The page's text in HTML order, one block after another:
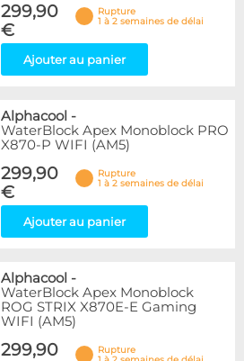
299,90
€
Rupture
1 à 2 semaines de délai
Ajouter au panier
Alphacool -
WaterBlock Apex Monoblock PRO
X870-P WIFI (AM5)
299,90
€
Rupture
1 à 2 semaines de délai
Ajouter au panier
Alphacool -
WaterBlock Apex Monoblock
ROG STRIX X870E-E Gaming
WIFI (AM5)
299,90
Rupture